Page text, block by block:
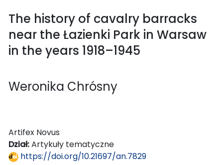
The history of cavalry barracks
near the Łazienki Park in Warsaw
in the years 1918–1945
Weronika Chrósny
Artifex Novus
Dział:Artykuły tematyczne
https://doi.org/10.21697/an.7829